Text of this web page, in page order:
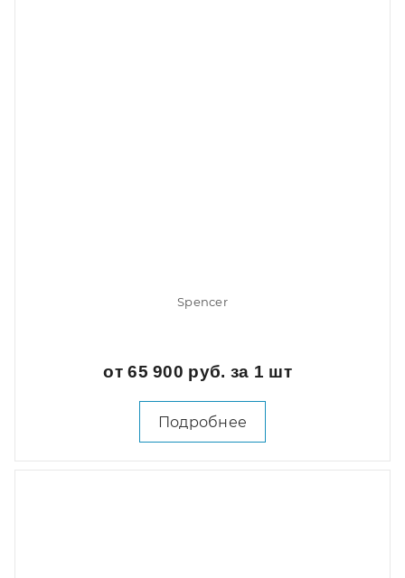
Spencer
от 65 900 руб. за 1 шт
Подробнее